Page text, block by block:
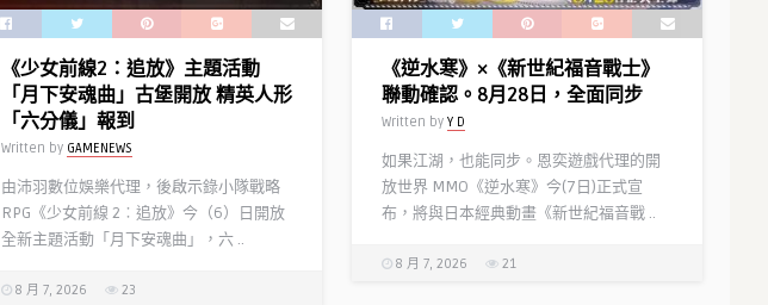
獎
作
享
10
倍
空
埃
列
什
《少女前線2：追放》主題活動
「月下安魂曲」古堡開放 精英人形
「六分儀」報到
Written by GAMENEWS
由沛羽數位娛樂代理，後啟示錄小隊戰略
RPG《少女前線 2︰追放》今（6）日開放
全新主題活動「月下安魂曲」，六 ..
8 月 7, 2026 23
《逆水寒》×《新世紀福音戰士》
聯動確認。8月28日，全面同步
Written by Y D
如果江湖，也能同步。恩奕遊戲代理的開
放世界 MMO《逆水寒》今(7日)正式宣
布，將與日本經典動畫《新世紀福音戰 ..
8 月 7, 2026 21